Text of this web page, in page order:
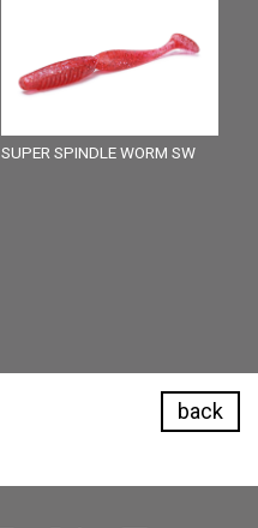
SUPER SPINDLE WORM SW
back